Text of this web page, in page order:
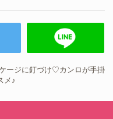
ージに釘づけ♡カンロが手掛
メ♪